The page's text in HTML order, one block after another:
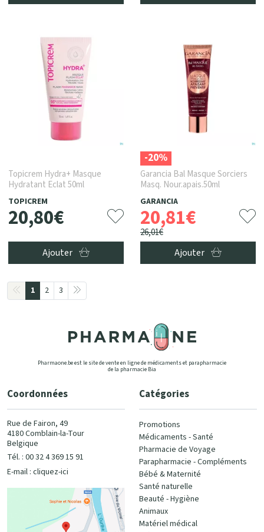
Topicrem Hydra+ Masque
Hydratant Eclat 50ml
TOPICREM
20,80€
Ajouter
-20%
Garancia Bal Masque Sorciers
Masq. Nour.apais.50ml
GARANCIA
20,81€
26,01€
Ajouter
1 2 3
Pharmaone.be est le site de vente en ligne de médicaments et parapharmacie
de la pharmacie Bia
Coordonnées
Rue de Fairon, 49
4180 Comblain-la-Tour
Belgique
Tél. : 00 32 4 369 15 91
E-mail : cliquez-ici
Catégories
Promotions
Médicaments - Santé
Pharmacie de Voyage
Parapharmacie - Compléments
Bébé & Maternité
Santé naturelle
Beauté - Hygiène
Animaux
Matériel médical